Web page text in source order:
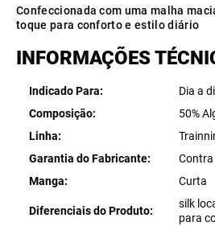
Confeccionada com uma malha
toque para conforto e estilo diário
INFORMAÇÕES
Indicado Para
Dia a
Composição
50%
Linha
Garantia do Fabricante
Manga
Curta
Diferenciais do Produto
silk
para